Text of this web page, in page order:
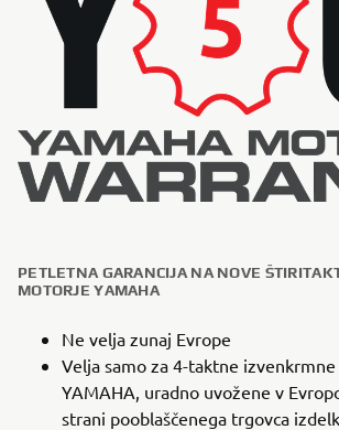
PETLETNA GARANCIJA NA NOVE
MOTORJE YAMAHA
Ne velja zunaj Evrope
Velja samo za 4-taktne
YAMAHA, uradno uvožene v
strani pooblaščenega trgovca